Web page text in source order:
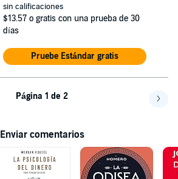
sin calificaciones
$13.57 o gratis con una prueba de 30
días
Pruebe Estándar gratis
Página 1 de 2
Enviar comentarios